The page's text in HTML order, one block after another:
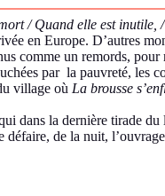
/ Quand elle est
en Europe. D’autres
comme un remords,
par la pauvreté, les
village où La brousse
dans la dernière tirade
défaire, de la nuit,